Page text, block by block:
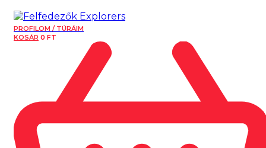
PROFILOM / TÚRÁIM
KOSÁR 0 FT